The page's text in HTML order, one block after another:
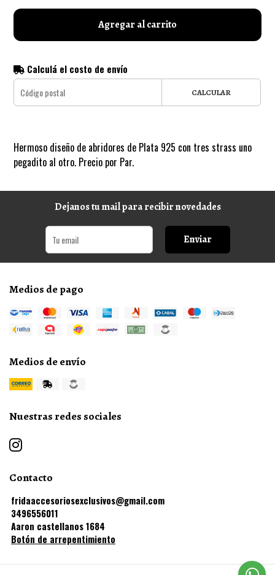
Agregar al carrito
Calculá el costo de envío
CALCULAR
Hermoso diseño de abridores de Plata 925 con tres strass uno
pegadito al otro. Precio por Par.
Dejanos tu mail para recibir novedades
Enviar
Medios de pago
Medios de envío
Nuestras redes sociales
Contacto
fridaaccesoriosexclusivos@gmail.com
3496556011
Aaron castellanos 1684
Botón de arrepentimiento